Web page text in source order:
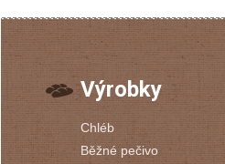
Výrobky
Chléb
Běžné pečivo